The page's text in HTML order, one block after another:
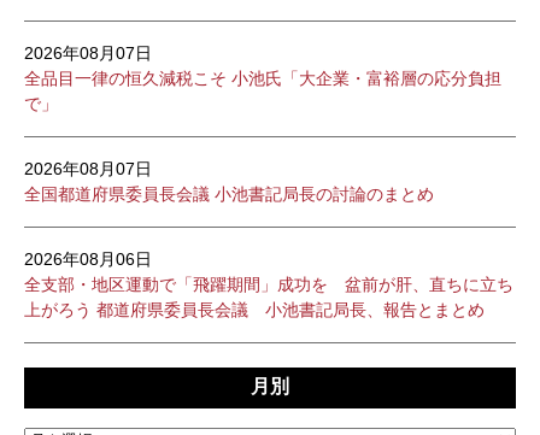
2026年08月07日
全品目一律の恒久減税こそ 小池氏「大企業・富裕層の応分負担
で」
2026年08月07日
全国都道府県委員長会議 小池書記局長の討論のまとめ
2026年08月06日
全支部・地区運動で「飛躍期間」成功を 盆前が肝、直ちに立ち
上がろう 都道府県委員長会議 小池書記局長、報告とまとめ
月別